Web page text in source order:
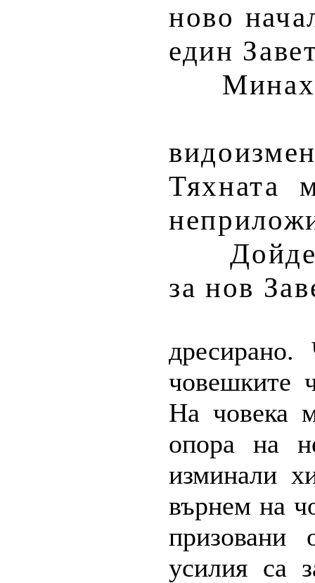
ново
един
Тяхната
за нов
дресирано.
човешките
На човека
опора на
изминали
върнем на
усилия са